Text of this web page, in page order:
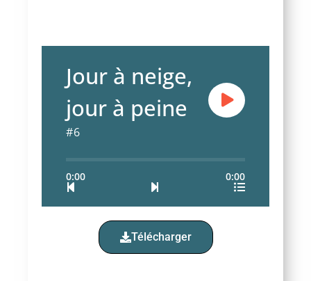
Jour à neige,
jour à peine
#6
0:00 0:00
Télécharger